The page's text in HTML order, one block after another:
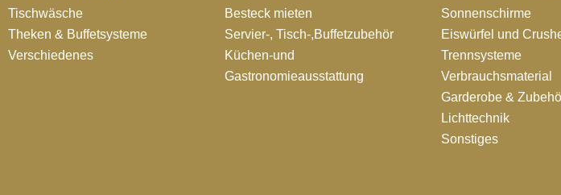
Tischwäsche
Theken & Buffetsysteme
Verschiedenes
Besteck mieten
Servier-, Tisch-,Buffetzubehör
Küchen-und
Gastronomieausstattung
Sonnenschirme
Eiswürfel und
Trennsysteme
Verbrauchsmaterial
Garderobe &
Lichttechnik
Sonstiges